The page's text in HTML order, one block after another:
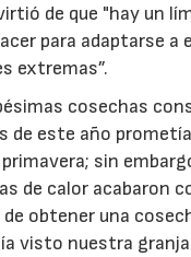
de que "hay un
para adaptarse a
extremas”.
cosechas
de este año
sin
de calor acabaron
obtener una
visto nuestra